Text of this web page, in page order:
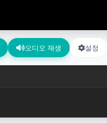
오디오 재생 설정